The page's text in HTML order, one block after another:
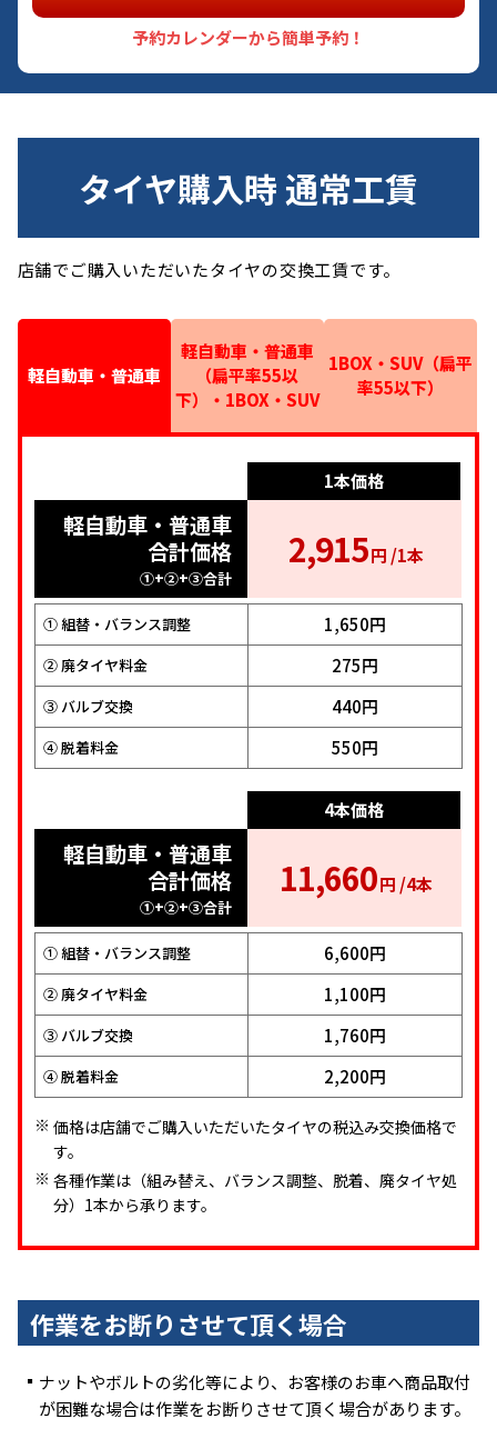
予約カレンダーから簡単予約！
タイヤ購入時 通常工賃
店舗でご購入いただいたタイヤの交換工賃です。
軽自動車・普通車
軽自動車・普通車
（扁平率55以
下）・1BOX・SUV
1BOX・SUV（扁平
率55以下）
1本価格
軽自動車・普通車
合計価格
①+②+③合計
2,915円 /1本
① 組替・バランス調整 1,650円
② 廃タイヤ料金 275円
③ バルブ交換 440円
④ 脱着料金 550円
4本価格
軽自動車・普通車
合計価格
①+②+③合計
11,660円 /4本
① 組替・バランス調整 6,600円
② 廃タイヤ料金 1,100円
③ バルブ交換 1,760円
④ 脱着料金 2,200円
1本価格
軽自動車・普通車
（扁平率55以
下）・1BOX・
SUV
合計価格
①+②+③合計
3,465円 /1本
① 組替・バランス調整 2,200円
② 廃タイヤ料金 275円
440円
④ 脱着料金 550円
4本価格
軽自動車・普通車
（扁平率55以
下）・1BOX・
SUV
13,860円 /4本
② 廃タイヤ料金
③ バルブ交換 1,760円
1本価格
1BOX・SUV（扁
平率55以下）
合計価格
①+②+③合計
4,015円 /1本
① 組替・バランス調整 2,750円
② 廃タイヤ料金 275円
③ バルブ交換 440円
④ 脱着料金 550円
4本価格
1BOX・SUV（扁
平率55以下）
合計価格
①+②+③合計
16,060円 /4本
① 組替・バランス調整 11,000円
② 廃タイヤ料金 1,100円
③ バルブ交換 1,760円
④ 脱着料金 2,200円
価格は店舗でご購入いただいたタイヤの税込み交換価格で
す。
各種作業は（組み替え、バランス調整、脱着、廃タイヤ処
分）1本から承ります。
作業をお断りさせて頂く場合
ナットやボルトの劣化等により、お客様のお車へ商品取付
が困難な場合は作業をお断りさせて頂く場合があります。